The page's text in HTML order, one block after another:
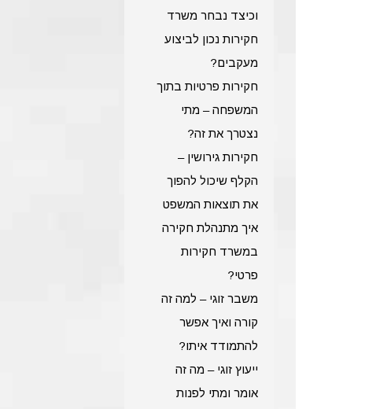
וכיצד נבחר משרד
חקירות נכון לביצוע
מעקבים?
חקירות פרטיות בתוך
המשפחה – מתי
נצטרך את זה?
חקירות גירושין –
הקלף שיכול להפוך
את תוצאות המשפט
איך מתנהלת חקירה
במשרד חקירות
פרטי?
משבר זוגי – למה זה
קורה ואיך אפשר
להתמודד איתו?
ייעוץ זוגי – מה זה
אומר ומתי לפנות